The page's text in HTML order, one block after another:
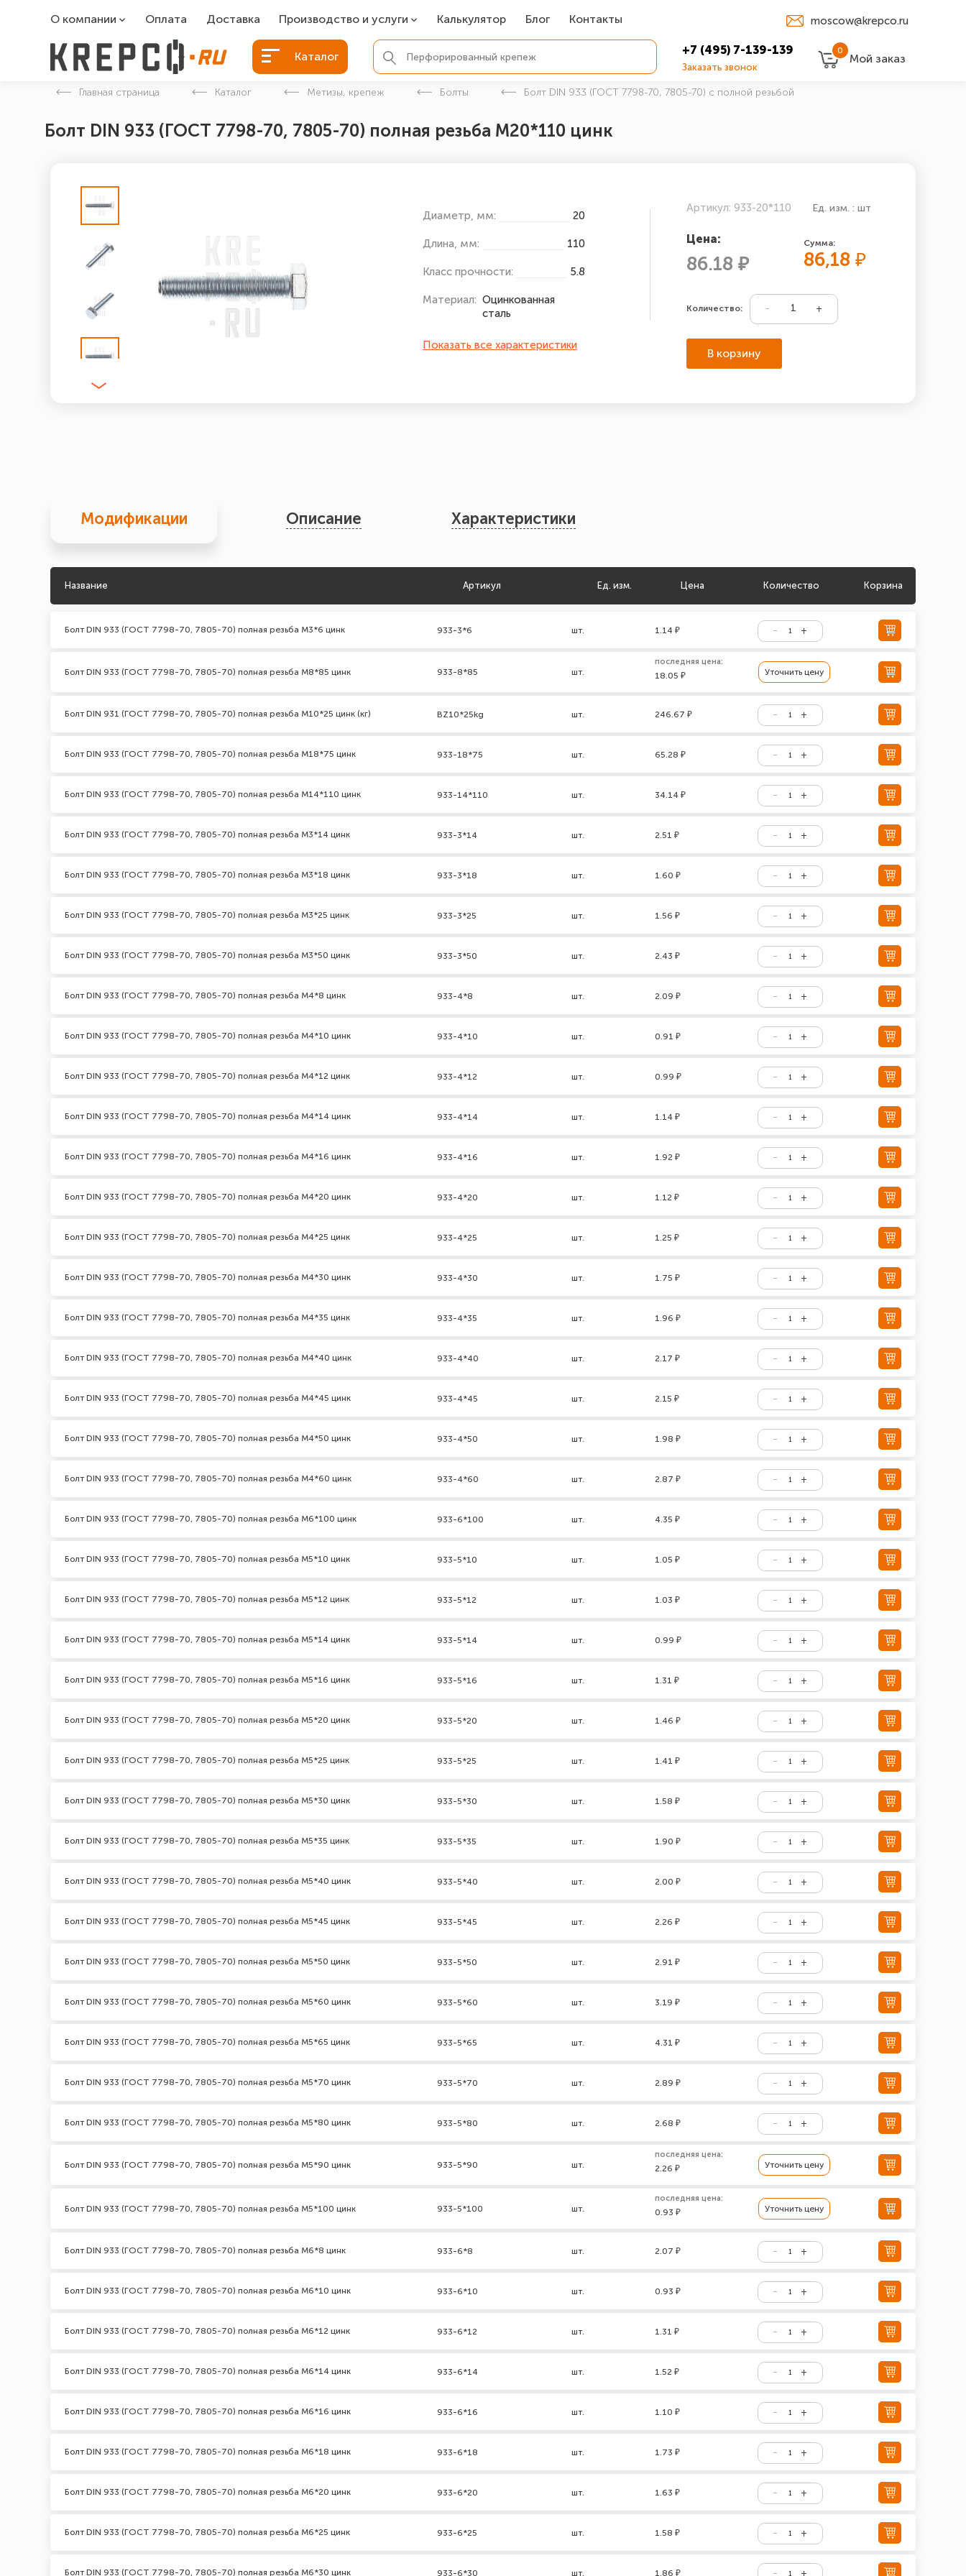
О компании
О компании
Оплата Доставка Производство и услуги
Болты БСР
Болты для фундамента
Закладные детали
Калькулятор Блог Контакты moscow@krepco.ru
Каталог +7 (495) 7-139-139
Заказать звонок
0
Мой заказ
Главная страница Каталог Метизы, крепеж Болты Болт DIN 933 (ГОСТ 7798-70, 7805-70) с полной резьбой
Болт DIN 933 (ГОСТ 7798-70, 7805-70) полная резьба М20*110 цинк
Диаметр, мм: 20
Длина, мм: 110
Класс прочности: 5.8
Материал: Оцинкованная
сталь
Показать все характеристики
Артикул: 933-20*110 Ед. изм. : шт
Цена:
86.18 ₽
Сумма:
86,18₽
Количество:
В корзину
Модификации Описание Характеристики
Название Артикул Ед. изм. Цена Количество Корзина
Болт DIN 933 (ГОСТ 7798-70, 7805-70) полная резьба М3*6 цинк 933-3*6 шт. 1.14 ₽
Болт DIN 933 (ГОСТ 7798-70, 7805-70) полная резьба М8*85 цинк 933-8*85 шт.
последняя цена:
18.05 ₽ Уточнить цену
Болт DIN 931 (ГОСТ 7798-70, 7805-70) полная резьба М10*25 цинк (кг) BZ10*25kg шт. 246.67 ₽
Болт DIN 933 (ГОСТ 7798-70, 7805-70) полная резьба М18*75 цинк 933-18*75 шт. 65.28 ₽
Болт DIN 933 (ГОСТ 7798-70, 7805-70) полная резьба М14*110 цинк 933-14*110 шт. 34.14 ₽
Болт DIN 933 (ГОСТ 7798-70, 7805-70) полная резьба М3*14 цинк 933-3*14 шт. 2.51 ₽
Болт DIN 933 (ГОСТ 7798-70, 7805-70) полная резьба М3*18 цинк 933-3*18 шт. 1.60 ₽
Болт DIN 933 (ГОСТ 7798-70, 7805-70) полная резьба М3*25 цинк 933-3*25 шт. 1.56 ₽
Болт DIN 933 (ГОСТ 7798-70, 7805-70) полная резьба М3*50 цинк 933-3*50 шт. 2.43 ₽
Болт DIN 933 (ГОСТ 7798-70, 7805-70) полная резьба М4*8 цинк 933-4*8 шт. 2.09 ₽
Болт DIN 933 (ГОСТ 7798-70, 7805-70) полная резьба М4*10 цинк 933-4*10 шт. 0.91 ₽
Болт DIN 933 (ГОСТ 7798-70, 7805-70) полная резьба М4*12 цинк 933-4*12 шт. 0.99 ₽
Болт DIN 933 (ГОСТ 7798-70, 7805-70) полная резьба М4*14 цинк 933-4*14 шт. 1.14 ₽
Болт DIN 933 (ГОСТ 7798-70, 7805-70) полная резьба М4*16 цинк 933-4*16 шт. 1.92 ₽
Болт DIN 933 (ГОСТ 7798-70, 7805-70) полная резьба М4*20 цинк 933-4*20 шт. 1.12 ₽
Болт DIN 933 (ГОСТ 7798-70, 7805-70) полная резьба М4*25 цинк 933-4*25 шт. 1.25 ₽
Болт DIN 933 (ГОСТ 7798-70, 7805-70) полная резьба М4*30 цинк 933-4*30 шт. 1.75 ₽
Болт DIN 933 (ГОСТ 7798-70, 7805-70) полная резьба М4*35 цинк 933-4*35 шт. 1.96 ₽
Болт DIN 933 (ГОСТ 7798-70, 7805-70) полная резьба М4*40 цинк 933-4*40 шт. 2.17 ₽
Болт DIN 933 (ГОСТ 7798-70, 7805-70) полная резьба М4*45 цинк 933-4*45 шт. 2.15 ₽
Болт DIN 933 (ГОСТ 7798-70, 7805-70) полная резьба М4*50 цинк 933-4*50 шт. 1.98 ₽
Болт DIN 933 (ГОСТ 7798-70, 7805-70) полная резьба М4*60 цинк 933-4*60 шт. 2.87 ₽
Болт DIN 933 (ГОСТ 7798-70, 7805-70) полная резьба М6*100 цинк 933-6*100 шт. 4.35 ₽
Болт DIN 933 (ГОСТ 7798-70, 7805-70) полная резьба М5*10 цинк 933-5*10 шт. 1.05 ₽
Болт DIN 933 (ГОСТ 7798-70, 7805-70) полная резьба М5*12 цинк 933-5*12 шт. 1.03 ₽
Болт DIN 933 (ГОСТ 7798-70, 7805-70) полная резьба М5*14 цинк 933-5*14 шт. 0.99 ₽
Болт DIN 933 (ГОСТ 7798-70, 7805-70) полная резьба М5*16 цинк 933-5*16 шт. 1.31 ₽
Болт DIN 933 (ГОСТ 7798-70, 7805-70) полная резьба М5*20 цинк 933-5*20 шт. 1.46 ₽
Болт DIN 933 (ГОСТ 7798-70, 7805-70) полная резьба М5*25 цинк 933-5*25 шт. 1.41 ₽
Болт DIN 933 (ГОСТ 7798-70, 7805-70) полная резьба М5*30 цинк 933-5*30 шт. 1.58 ₽
Болт DIN 933 (ГОСТ 7798-70, 7805-70) полная резьба М5*35 цинк 933-5*35 шт. 1.90 ₽
Болт DIN 933 (ГОСТ 7798-70, 7805-70) полная резьба М5*40 цинк 933-5*40 шт. 2.00 ₽
Болт DIN 933 (ГОСТ 7798-70, 7805-70) полная резьба М5*45 цинк 933-5*45 шт. 2.26 ₽
Болт DIN 933 (ГОСТ 7798-70, 7805-70) полная резьба М5*50 цинк 933-5*50 шт. 2.91 ₽
Болт DIN 933 (ГОСТ 7798-70, 7805-70) полная резьба М5*60 цинк 933-5*60 шт. 3.19 ₽
Болт DIN 933 (ГОСТ 7798-70, 7805-70) полная резьба М5*65 цинк 933-5*65 шт. 4.31 ₽
Болт DIN 933 (ГОСТ 7798-70, 7805-70) полная резьба М5*70 цинк 933-5*70 шт. 2.89 ₽
Болт DIN 933 (ГОСТ 7798-70, 7805-70) полная резьба М5*80 цинк 933-5*80 шт. 2.68 ₽
Болт DIN 933 (ГОСТ 7798-70, 7805-70) полная резьба М5*90 цинк 933-5*90 шт.
последняя цена:
2.26 ₽ Уточнить цену
Болт DIN 933 (ГОСТ 7798-70, 7805-70) полная резьба М5*100 цинк 933-5*100 шт.
последняя цена:
0.93 ₽ Уточнить цену
Болт DIN 933 (ГОСТ 7798-70, 7805-70) полная резьба М6*8 цинк 933-6*8 шт. 2.07 ₽
Болт DIN 933 (ГОСТ 7798-70, 7805-70) полная резьба М6*10 цинк 933-6*10 шт. 0.93 ₽
Болт DIN 933 (ГОСТ 7798-70, 7805-70) полная резьба М6*12 цинк 933-6*12 шт. 1.31 ₽
Болт DIN 933 (ГОСТ 7798-70, 7805-70) полная резьба М6*14 цинк 933-6*14 шт. 1.52 ₽
Болт DIN 933 (ГОСТ 7798-70, 7805-70) полная резьба М6*16 цинк 933-6*16 шт. 1.10 ₽
Болт DIN 933 (ГОСТ 7798-70, 7805-70) полная резьба М6*18 цинк 933-6*18 шт. 1.73 ₽
Болт DIN 933 (ГОСТ 7798-70, 7805-70) полная резьба М6*20 цинк 933-6*20 шт. 1.63 ₽
Болт DIN 933 (ГОСТ 7798-70, 7805-70) полная резьба М6*25 цинк 933-6*25 шт. 1.58 ₽
Болт DIN 933 (ГОСТ 7798-70, 7805-70) полная резьба М6*30 цинк 933-6*30 шт. 1.86 ₽